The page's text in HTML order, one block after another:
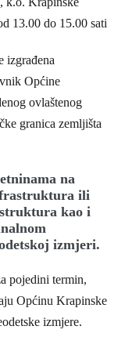
13.00 do 15.00 sati
izgrađena
Općine
ovlaštenog
granica zemljišta
na
ili
kao i
izmjeri.
pojedini termin,
Općinu Krapinske
izmjere.